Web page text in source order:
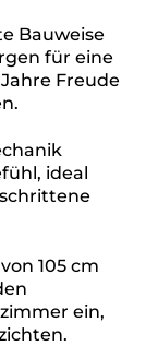
Bauweise
für eine
Freude
ideal
105 cm
ein,